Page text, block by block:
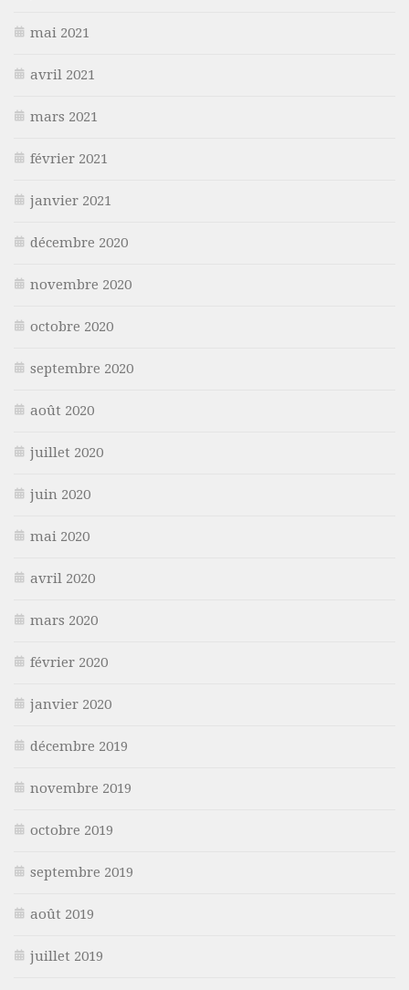
mai 2021
avril 2021
mars 2021
février 2021
janvier 2021
décembre 2020
novembre 2020
octobre 2020
septembre 2020
août 2020
juillet 2020
juin 2020
mai 2020
avril 2020
mars 2020
février 2020
janvier 2020
décembre 2019
novembre 2019
octobre 2019
septembre 2019
août 2019
juillet 2019